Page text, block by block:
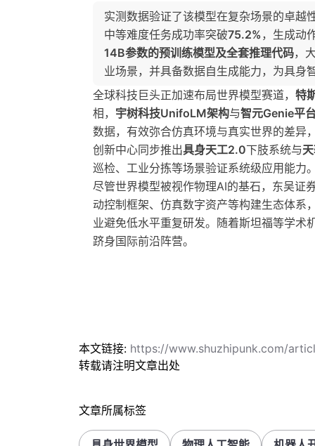
实测数据验证了该模型在复杂场景的卓越
中等难度任务成功率突破75.2%，生成动
14B参数的预训练模型及全套推理代码，
业场景，并具备数据自生成能力，为具身
全球科技巨头正加速布局世界模型赛道， 特
相， 宇树科技UnifoLM架构与智元Genie平
数据，有效弥合仿真环境与真实世界的差异
创新中心同步推出具身天工2.0下肢系统与
巡检、工业分拣等场景验证系统级应用能力
尽管世界模型被视作物理AI的基石，东吴证
动控制框架、仿真数字资产等构建生态体系
业避免低水平重复研发。随着斯坦福等学术
跻身国际前沿阵营。
本文链接: https://www.shuzhipunk.com/
转载请注明文章出处
文章所属标签